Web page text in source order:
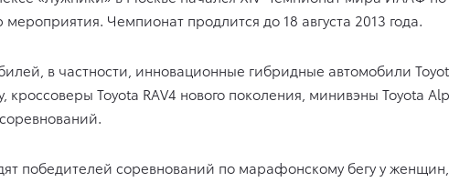
Чемпионат продлится до 18 августа 2013 года.
в частности, инновационные гибридные автомобили
кроссоверы Toyota RAV4 нового поколения, минивэны Toyota
победителей соревнований по марафонскому бегу у